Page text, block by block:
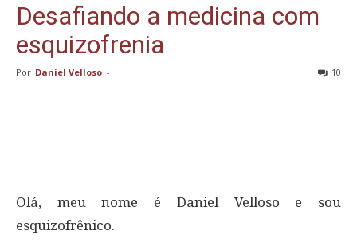
Desafiando a medicina com
esquizofrenia
Por Daniel Velloso - 10
Olá, meu nome é Daniel Velloso e sou
esquizofrênico.